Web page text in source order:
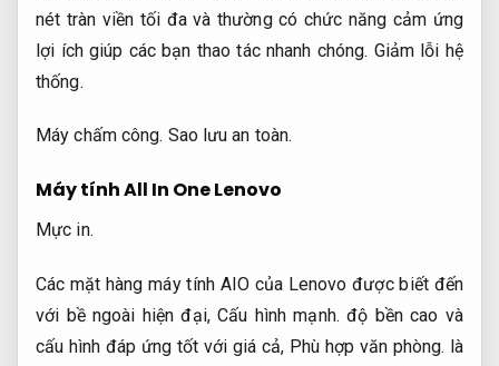
nét tràn viền tối đa và thường có chức năng cảm ứng
lợi ích giúp các bạn thao tác nhanh chóng. Giảm lỗi hệ
thống.
Máy chấm công. Sao lưu an toàn.
Máy tính All In One Lenovo
Mực in.
Các mặt hàng máy tính AIO của Lenovo được biết đến
với bề ngoài hiện đại,Cấu hình mạnh. độ bền cao và
cấu hình đáp ứng tốt với giá cả, Phù hợp văn phòng. là